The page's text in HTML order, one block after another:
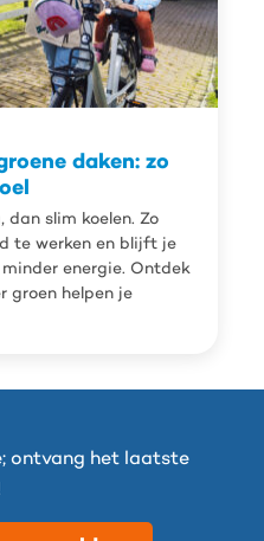
daken: zo
dan slim koelen. Zo
te werken en blijft je
energie. Ontdek
groen helpen je
ontvang het laatste